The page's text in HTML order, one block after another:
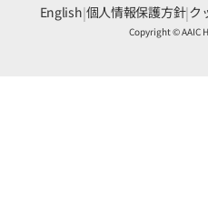
English|個人情報保護方針|ク
Copyright © AAIC